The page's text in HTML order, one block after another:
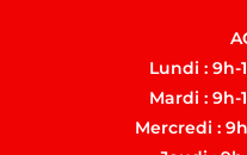
Lundi : 9h-
Mardi : 9h-
Mercredi :